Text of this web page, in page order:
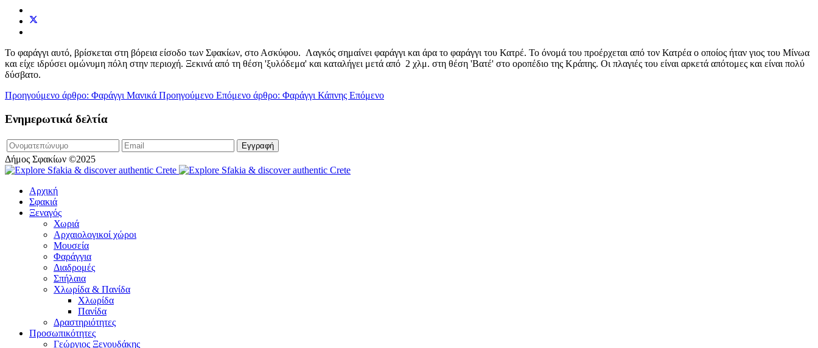
Το φαράγγι αυτό, βρίσκεται στη βόρεια είσοδο των Σφακίων, στο Ασκύφου. Λαγκός σημαίνει φαράγγι και άρα το φαράγγι του Κατρέ. Το όνομά του προέρχεται από τον Κατρέα ο οποίος ήταν γιος του Μίνωα
και είχε ιδρύσει ομώνυμη πόλη στην περιοχή. Ξεκινά από τη θέση 'ξυλόδεμα' και καταλήγει μετά από 2 χλμ. στη θέση 'Βατέ' στο οροπέδιο της Κράπης. Οι πλαγιές του είναι αρκετά απότομες και είναι πολύ
δύσβατο.
Προηγούμενο άρθρο: Φαράγγι Μανικά Προηγούμενο Επόμενο άρθρο: Φαράγγι Κάπνης Επόμενο
Ενημερωτικά δελτία
Δήμος Σφακίων ©2025
Αρχική
Σφακιά
Ξεναγός
Χωριά
Αρχαιολογικοί χώροι
Μουσεία
Φαράγγια
Διαδρομές
Σπήλαια
Χλωρίδα & Πανίδα
Χλωρίδα
Πανίδα
Δραστηριότητες
Προσωπικότητες
Γεώργιος Ξενουδάκης